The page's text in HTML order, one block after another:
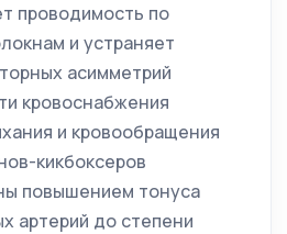
проводимость по
и устраняет
асимметрий
кровоснабжения
и кровообращения
кикбоксеров
повышением тонуса
артерий до степени